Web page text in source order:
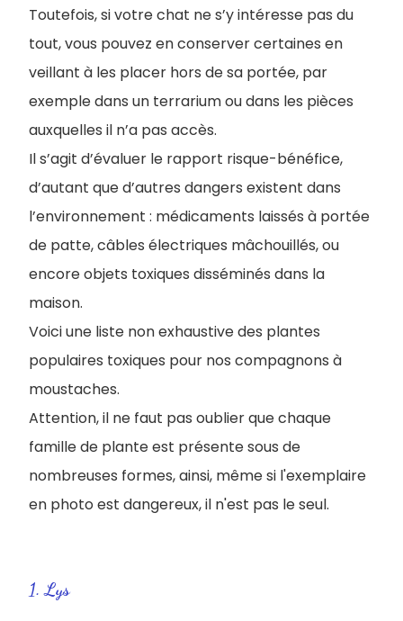
Toutefois, si votre chat ne s’y intéresse pas du
tout, vous pouvez en conserver certaines en
veillant à les placer hors de sa portée, par
exemple dans un terrarium ou dans les pièces
auxquelles il n’a pas accès.
Il s’agit d’évaluer le rapport risque-bénéfice,
d’autant que d’autres dangers existent dans
l’environnement : médicaments laissés à portée
de patte, câbles électriques mâchouillés, ou
encore objets toxiques disséminés dans la
maison.
Voici une liste non exhaustive des plantes
populaires toxiques pour nos compagnons à
moustaches.
Attention, il ne faut pas oublier que chaque
famille de plante est présente sous de
nombreuses formes, ainsi, même si l'exemplaire
en photo est dangereux, il n'est pas le seul.
1. Lys